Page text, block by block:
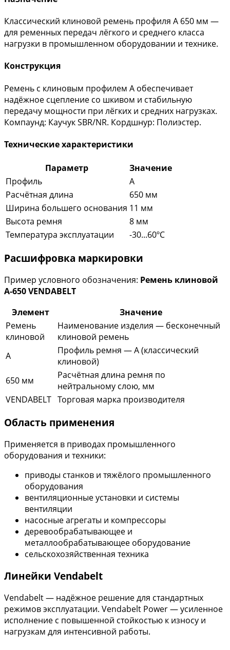
Классический клиновой ремень профиля A 650 мм —
для ременных передач лёгкого и среднего класса
нагрузки в промышленном оборудовании и технике.
Конструкция
Ремень с клиновым профилем A обеспечивает
надёжное сцепление со шкивом и стабильную
передачу мощности при лёгких и средних нагрузках.
Компаунд: Каучук SBR/NR. Кордшнур: Полиэстер.
Технические характеристики
Параметр
Значение
Профиль
A
Расчётная длина
650 мм
Ширина большего основания 11 мм
Высота ремня
8 мм
Температура эксплуатации
-30...60ºC
Расшифровка маркировки
Пример условного обозначения: Ремень клиновой
A-650 VENDABELT
Элемент
Значение
Ремень
клиновой
Наименование изделия — бесконечный
клиновой ремень
A
Профиль ремня — A (классический
клиновой)
650 мм
Расчётная длина ремня по
нейтральному слою, мм
VENDABELT Торговая марка производителя
Область применения
Применяется в приводах промышленного
оборудования и техники:
приводы станков и тяжёлого промышленного
оборудования
вентиляционные установки и системы
вентиляции
насосные агрегаты и компрессоры
деревообрабатывающее и
металлообрабатывающее оборудование
сельскохозяйственная техника
Линейки Vendabelt
Vendabelt — надёжное решение для стандартных
режимов эксплуатации. Vendabelt Power — усиленное
исполнение с повышенной стойкостью к износу и
нагрузкам для интенсивной работы.